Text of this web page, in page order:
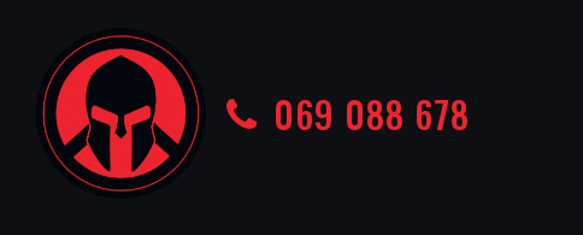
069 088 678